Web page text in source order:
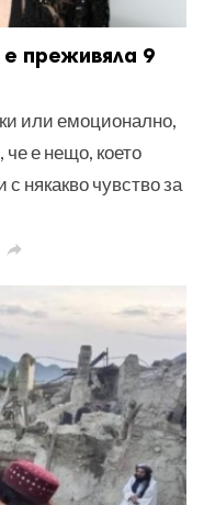
преживяла 9
или емоционално,
е нещо, което
някакво чувство за
